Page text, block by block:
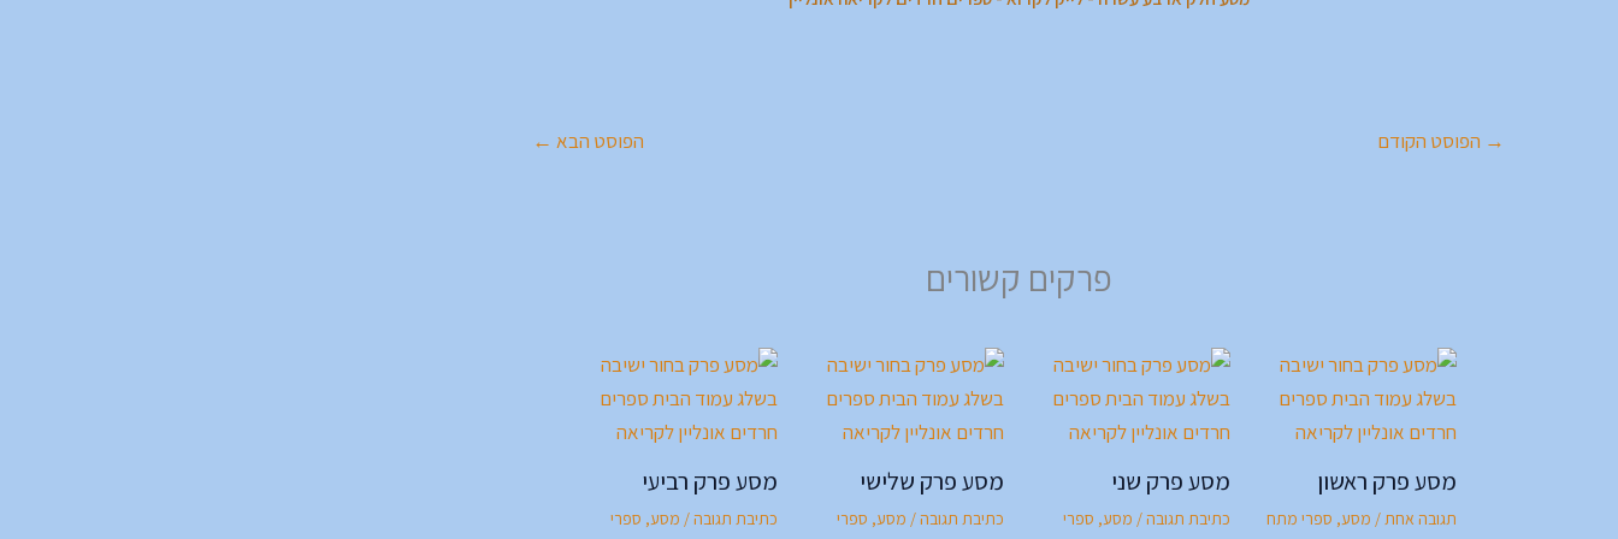
→ הפוסט הקודם הפוסט הבא ←
פרקים קשורים
מסע פרק ראשון
תגובה אחת/ מסע, ספרי מתח
מסע פרק שני
כתיבת תגובה/ מסע, ספרי
מסע פרק שלישי
כתיבת תגובה/ מסע, ספרי
מסע פרק רביעי
כתיבת תגובה/ מסע, ספרי